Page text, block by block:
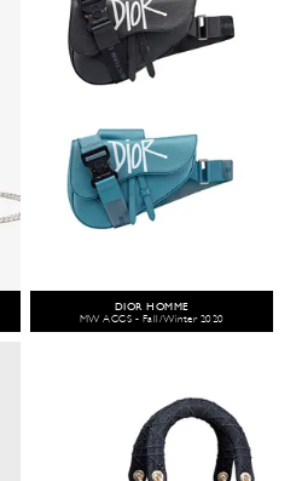
DIOR HOMME
MW ACCS - Fall/Winter 2020